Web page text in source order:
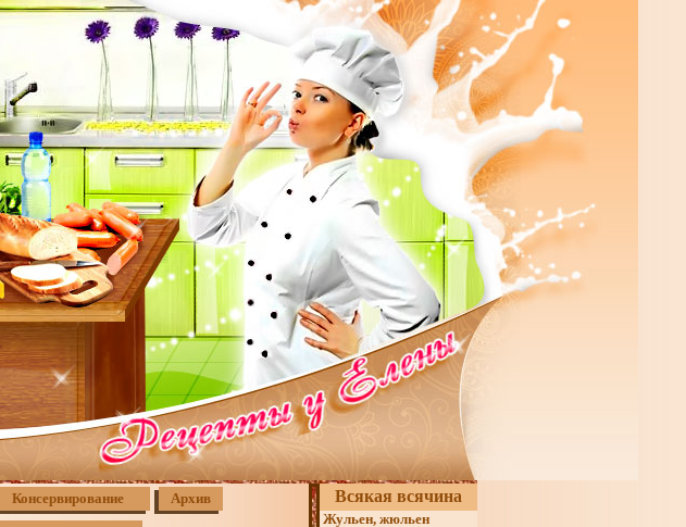
Консервирование Архив Всякая всячина
Жульен, жюльен